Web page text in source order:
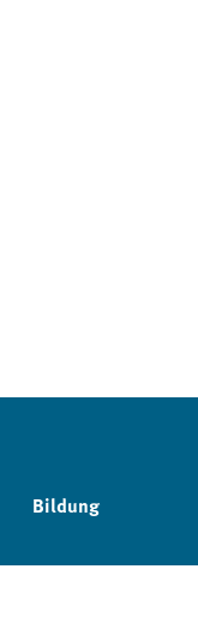
Bildung